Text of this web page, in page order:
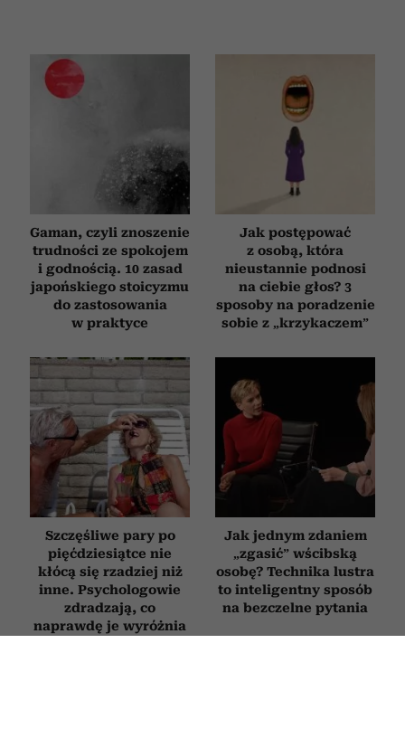
Gaman, czyli znoszenie
trudności ze spokojem
i godnością. 10 zasad
japońskiego stoicyzmu
do zastosowania
w praktyce
Jak postępować
z osobą, która
nieustannie podnosi
na ciebie głos? 3
sposoby na poradzenie
sobie z „krzykaczem”
Szczęśliwe pary po
pięćdziesiątce nie
kłócą się rzadziej niż
inne. Psychologowie
zdradzają, co
naprawdę je wyróżnia
Jak jednym zdaniem
„zgasić” wścibską
osobę? Technika lustra
to inteligentny sposób
na bezczelne pytania